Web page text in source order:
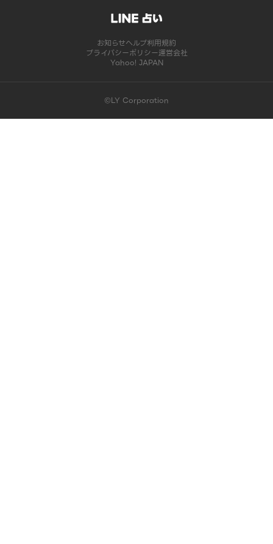
お知らせヘルプ利用規約
プライバシーポリシー運営会社
Yahoo! JAPAN
©LY Corporation
このコンテンツは掲載が終了しました | LINE占い